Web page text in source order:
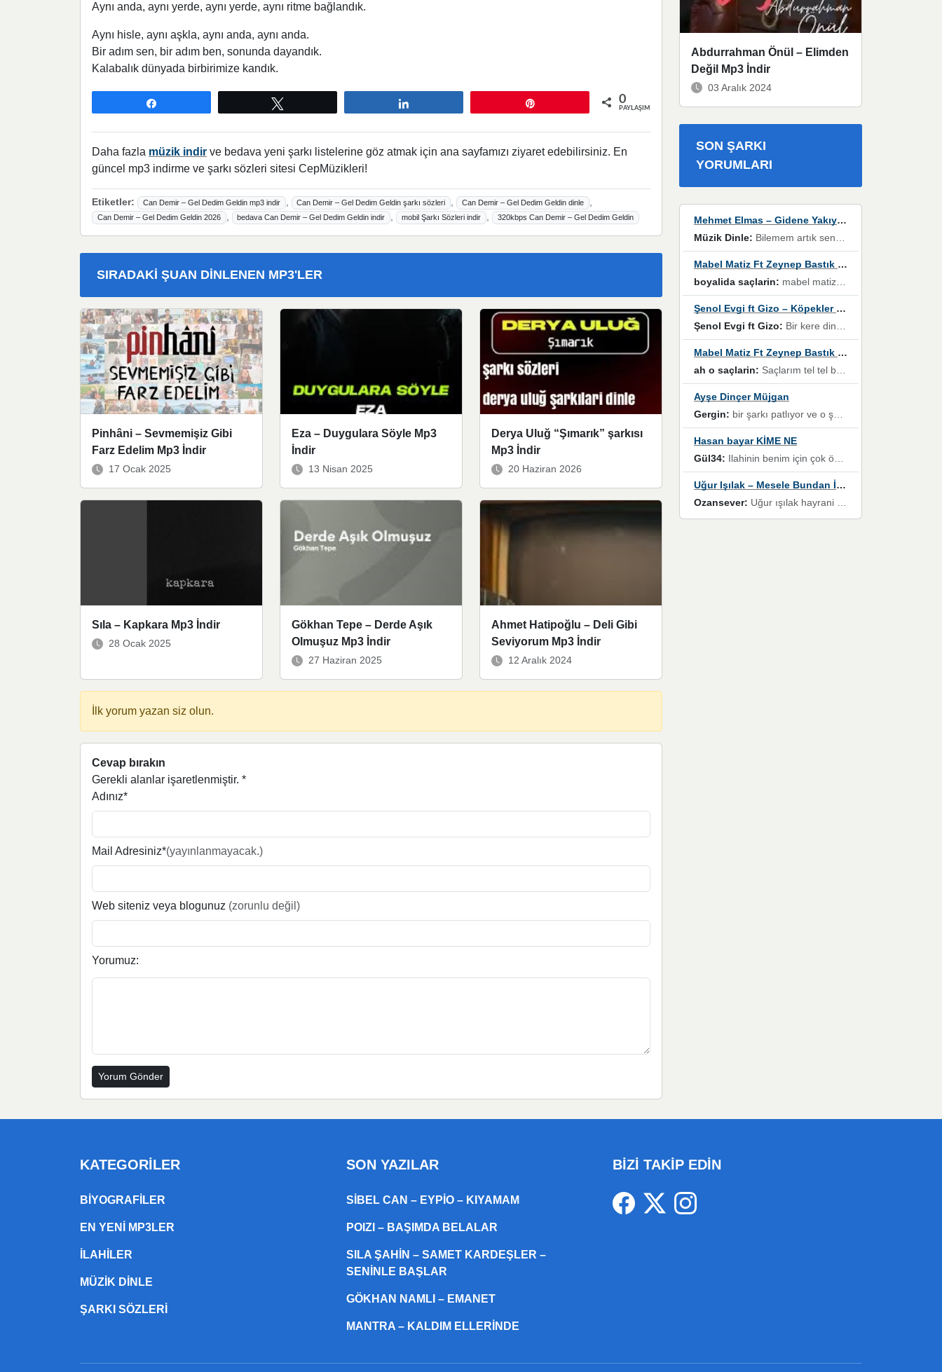
Aynı anda, aynı yerde, aynı yerde, aynı ritme bağlandık.
Aynı hisle, aynı aşkla, aynı anda, aynı anda.
Bir adım sen, bir adım ben, sonunda dayandık.
Kalabalık dünyada birbirimize kandık.
0
PAYLAŞIMLAR
Daha fazla müzik indir ve bedava yeni şarkı listelerine göz atmak için ana sayfamızı ziyaret edebilirsiniz. En
güncel mp3 indirme ve şarkı sözleri sitesi CepMüzikleri!
Etiketler: Can Demir – Gel Dedim Geldin mp3 indir , Can Demir – Gel Dedim Geldin şarkı sözleri , Can Demir – Gel Dedim Geldin dinle ,
Can Demir – Gel Dedim Geldin 2026 , bedava Can Demir – Gel Dedim Geldin indir , mobil Şarkı Sözleri indir , 320kbps Can Demir – Gel Dedim Geldin
SIRADAKI ŞUAN DINLENEN MP3'LER
Pinhâni – Sevmemişiz Gibi
Farz Edelim Mp3 İndir
17 Ocak 2025
Eza – Duygulara Söyle Mp3
İndir
13 Nisan 2025
Derya Uluğ “Şımarık” şarkısı
Mp3 İndir
20 Haziran 2026
Sıla – Kapkara Mp3 İndir
28 Ocak 2025
Gökhan Tepe – Derde Aşık
Olmuşuz Mp3 İndir
27 Haziran 2025
Ahmet Hatipoğlu – Deli Gibi
Seviyorum Mp3 İndir
12 Aralık 2024
İlk yorum yazan siz olun.
Cevap bırakın
Gerekli alanlar işaretlenmiştir. *
Adınız*
Mail Adresiniz*(yayınlanmayacak.)
Web siteniz veya blogunuz (zorunlu değil)
Yorumuz:
Abdurrahman Önül – Elimden
Değil Mp3 İndir
03 Aralık 2024
SON ŞARKI
YORUMLARI
Mehmet Elmas – Gidene Yakıyorum
Müzik Dinle: Bilemem artık senden bir şans daha / Düştüğün zaman ben olmayacağım yanında” dizeleri, artık geçmişin tekrarına izin verilmeyeceğini, kişisel sınırların çizildiğini gösteriyor.
Mabel Matiz Ft Zeynep Bastık – Saçların
boyalida saçlarin: mabel matiz'in maya albümünde yer alan güzellerden. parça da şarkı hani! müzikal altyapısına vurulduğum, sözlerinde kaybolduğum bir parça olmuş.
Şenol Evgi ft Gizo – Köpekler Tanımadıklarına havlar
Şenol Evgi ft Gizo: Bir kere dinlememe rağmen kulaklardan gitmiyor sen sen sen sen kurban ol sen sen sen sen hayran ol yükses ses müzik dinleme sebebisiniz canlar bomba gibi patladınız maşallah
Mabel Matiz Ft Zeynep Bastık – Saçların
ah o saçlarin: Saçlarım tel tel beyazlıyor beyazlagına degil yanımda sen yoksun ona üzülüyorum günler bir bir geçiyor geçen günlere değil sensiz geçen günlere darılıyorum,Dinledikce asla kavusamayacagim ama asla unutamicagim sevdiğim adam için yanar içim
Ayşe Dinçer Müjgan
Gergin: bir şarkı patlıyor ve o şarkıyı millet her paylaşımın altına koyuyor ve öyle bir durum hal alıyor ki şarkıyı dinlemeden şarkıdan bikıyorsun Ama bu enteresan bir şekilde dillere dolanıyor millet olarak seviyoruz dertlerle boğuşurken bir yandan da göbek atmayi))) diyeceklerim bu kadar güzel hoş bir sayfa emeğinize sağlık arkadaşlar kolay gelsin
Hasan bayar KİME NE
Gül34: Ilahinin benim için çok özel bir yeri var İlk çıktığında komşum ne kadar yüksek sesle dinliyorsa orada duymuştum ve YouTube'dan aratıp Bu ilahiyi bulmuştum ve sonra müdavimi oldum günlük Ben de 3-5 kere dinleyip ezberleyip artık ilahiye bende eşlik ediyorum yüksek sesle Allah razı olsun hizmet nimettir Rabbim sizin zahmetlerinize de hayırlı nimetler versin Selam ve dua ile Allah'a emanet olun
Uğur Işılak – Mesele Bundan İbaret
Ozansever: Uğur ışılak hayrani olarak eski yeni tüm eserlerini keyifle huzurla dinleyenlerden birisiyim, emeğine saygı duyan gönül veren bunu en güzel şekilde sevenlerine ulaştıran siz değerli sayfa yöneticilerine de teşekkür ederim
KATEGORILER
BIYOGRAFILER
EN YENI MP3LER
ILAHILER
MÜZIK DINLE
ŞARKI SÖZLERI
SON YAZILAR
SIBEL CAN – EYPIO – KIYAMAM
POIZI – BAŞIMDA BELALAR
SILA ŞAHIN – SAMET KARDEŞLER –
SENINLE BAŞLAR
GÖKHAN NAMLI – EMANET
MANTRA – KALDIM ELLERINDE
BİZİ TAKİP EDİN